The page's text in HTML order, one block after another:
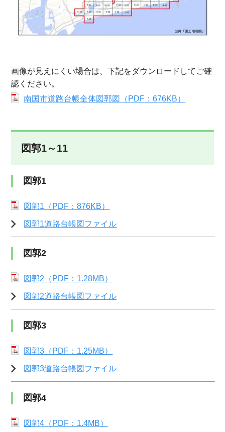
画像が見えにくい場合は、下記をダウンロードしてご確
認ください。
南国市道路台帳全体図郭図（PDF：676KB）
図郭1～11
図郭1
図郭1（PDF：876KB）
図郭1道路台帳図ファイル
図郭2
図郭2（PDF：1.28MB）
図郭2道路台帳図ファイル
図郭3
図郭3（PDF：1.25MB）
図郭3道路台帳図ファイル
図郭4
図郭4（PDF：1.4MB）